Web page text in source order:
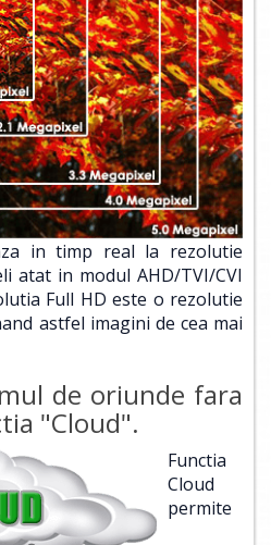
in timp real la rezolutie
atat in modul AHD/TVI/CVI
Full HD este o rezolutie
astfel imagini de cea mai
de oriunde fara
"Cloud".
Functia
Cloud
permite